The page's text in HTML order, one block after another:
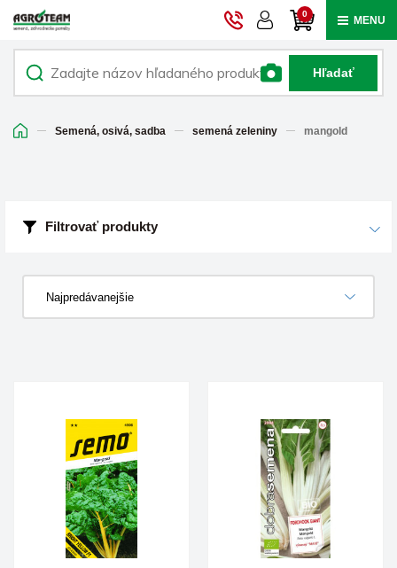
0 MENU
Hľadať
Semená, osivá, sadba semená zeleniny mangold
Filtrovať produkty
Najpredávanejšie